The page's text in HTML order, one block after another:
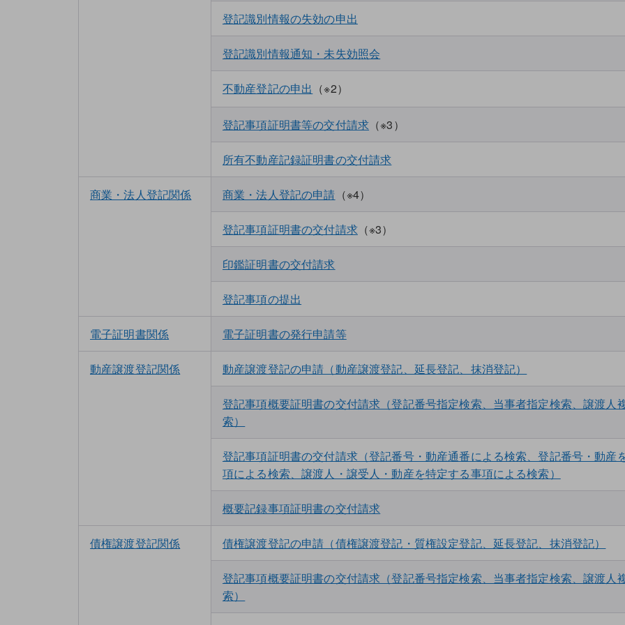
登記識別情報の失効の申出
登記識別情報通知・未失効照会
不動産登記の申出 （※2）
登記事項証明書等の交付請求 （※3）
所有不動産記録証明書の交付請求
手続分類 手続名 Webブラウザ
申請用
総合ソフト
商業・法人登記関係 商業・法人登記の申請 （※4）
登記事項証明書の交付請求（※3）
印鑑証明書の交付請求
登記事項の提出
手続分類 手続名 Webブラウザ
申請用
総合ソフト
電子証明書関係 電子証明書の発行申請等
手続分類 手続名 Webブラウザ
申請用
総合ソフト
動産譲渡登記関係 動産譲渡登記の申請（動産譲渡登記、延長登記、抹消登記）
登記事項概要証明書の交付請求（登記番号指定検索、当事者指定検索、譲渡人
索）
登記事項証明書の交付請求（登記番号・動産通番による検索、登記番号・動産
項による検索、譲渡人・譲受人・動産を特定する事項による検索）
概要記録事項証明書の交付請求
手続分類 手続名 Webブラウザ
申請用
総合ソフト
債権譲渡登記関係 債権譲渡登記の申請（債権譲渡登記・質権設定登記、延長登記、抹消登記）
登記事項概要証明書の交付請求（登記番号指定検索、当事者指定検索、譲渡人
索）